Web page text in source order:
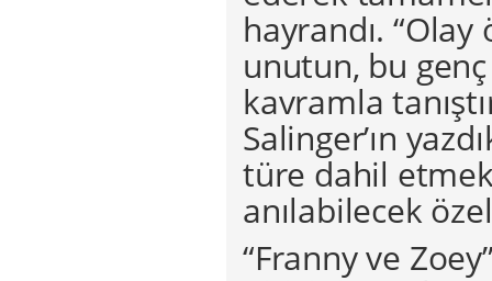
hayrandı.
unutun, bu
kavramla
Salinger’ın
türe dahil etmek
anılabilecek
“Franny ve